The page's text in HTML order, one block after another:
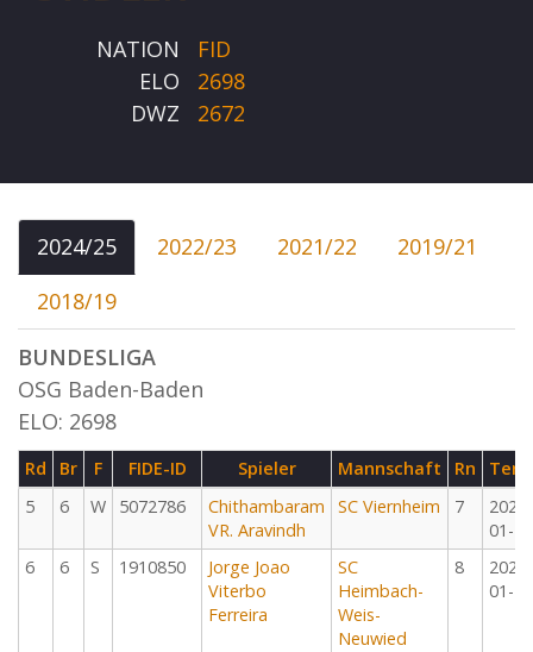
NATION
FID
ELO
2698
DWZ
2672
2024/25 2022/23 2021/22
2019/21
2018/19
BUNDESLIGA
OSG Baden-Baden
ELO: 2698
Rd Br F FIDE-ID Spieler Mannschaft Rn
5
6 W 5072786
Chithambaram
VR. Aravindh
SC Viernheim 7
2025-
01-11
6
6 S 1910850
Jorge Joao
Viterbo
Ferreira
SC
Heimbach-
Weis-
Neuwied
8
2025-
01-12